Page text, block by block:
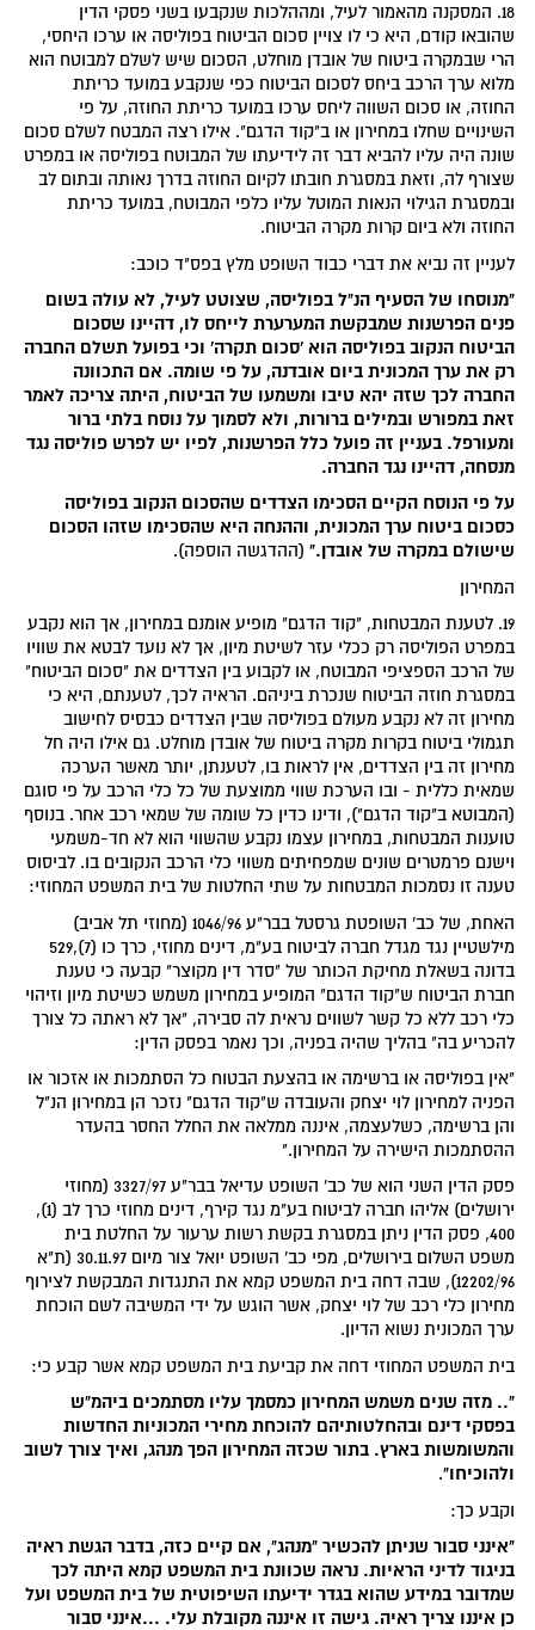
18. המסקנה מהאמור לעיל, ומההלכות שנקבעו בשני פסקי הדין
שהובאו קודם, היא כי לו צויין סכום הביטוח בפוליסה או ערכו היחסי,
הרי שבמקרה ביטוח של אובדן מוחלט, הסכום שיש לשלם למבוטח הוא
מלוא ערך הרכב ביחס לסכום הביטוח כפי שנקבע במועד כריתת
החוזה, או סכום השווה ליחס ערכו במועד כריתת החוזה, על פי
השינויים שחלו במחירון או ב"קוד הדגם". אילו רצה המבטח לשלם סכום
שונה היה עליו להביא דבר זה לידיעתו של המבוטח בפוליסה או במפרט
שצורף לה, וזאת במסגרת חובתו לקיום החוזה בדרך נאותה ובתום לב
ובמסגרת הגילוי הנאות המוטל עליו כלפי המבוטח, במועד כריתת
החוזה ולא ביום קרות מקרה הביטוח.
לעניין זה נביא את דברי כבוד השופט מלץ בפס"ד כוכב:
"מנוסחו של הסעיף הנ"ל בפוליסה, שצוטט לעיל, לא עולה בשום
פנים הפרשנות שמבקשת המערערת לייחס לו, דהיינו שסכום
הביטוח הנקוב בפוליסה הוא 'סכום תקרה' וכי בפועל תשלם החברה
רק את ערך המכונית ביום אובדנה, על פי שומה. אם התכוונה
החברה לכך שזה יהא טיבו ומשמעו של הביטוח, היתה צריכה לאמר
זאת במפורש ובמילים ברורות, ולא לסמוך על נוסח בלתי ברור
ומעורפל. בעניין זה פועל כלל הפרשנות, לפיו יש לפרש פוליסה נגד
מנסחה, דהיינו נגד החברה.
על פי הנוסח הקיים הסכימו הצדדים שהסכום הנקוב בפוליסה
כסכום ביטוח ערך המכונית, וההנחה היא שהסכימו שזהו הסכום
שישולם במקרה של אובדן." (ההדגשה הוספה).
המחירון
19. לטענת המבטחות, "קוד הדגם" מופיע אומנם במחירון, אך הוא נקבע
במפרט הפוליסה רק ככלי עזר לשיטת מיון, אך לא נועד לבטא את שוויו
של הרכב הספציפי המבוטח, או לקבוע בין הצדדים את "סכום הביטוח"
במסגרת חוזה הביטוח שנכרת ביניהם. הראיה לכך, לטענתם, היא כי
מחירון זה לא נקבע מעולם בפוליסה שבין הצדדים כבסיס לחישוב
תגמולי ביטוח בקרות מקרה ביטוח של אובדן מוחלט. גם אילו היה חל
מחירון זה בין הצדדים, אין לראות בו, לטענתן, יותר מאשר הערכה
שמאית כללית - ובו הערכת שווי ממוצעת של כל כלי הרכב על פי סוגם
(המבוטא ב"קוד הדגם"), ודינו כדין כל שומה של שמאי רכב אחר. בנוסף
טוענות המבטחות, במחירון עצמו נקבע שהשווי הוא לא חד-משמעי
וישנם פרמטרים שונים שמפחיתים משווי כלי הרכב הנקובים בו. לביסוס
טענה זו נסמכות המבטחות על שתי החלטות של בית המשפט המחוזי:
האחת, של כב' השופטת גרסטל בבר"ע 1046/96 (מחוזי תל אביב)
מילשטיין נגד מגדל חברה לביטוח בע"מ, דינים מחוזי, כרך כו (7),529
בדונה בשאלת מחיקת הכותר של "סדר דין מקוצר" קבעה כי טענת
חברת הביטוח ש"קוד הדגם" המופיע במחירון משמש כשיטת מיון וזיהוי
כלי רכב ללא כל קשר לשווים נראית לה סבירה, "אך לא ראתה כל צורך
להכריע בה" בהליך שהיה בפניה, וכך נאמר בפסק הדין:
"אין בפוליסה או ברשימה או בהצעת הבטוח כל הסתמכות או אזכור או
הפניה למחירון לוי יצחק והעובדה ש"קוד הדגם" נזכר הן במחירון הנ"ל
והן ברשימה, כשלעצמה, איננה ממלאה את החלל החסר בהעדר
ההסתמכות הישירה על המחירון."
פסק הדין השני הוא של כב' השופט עדיאל בבר"ע 3327/97 (מחוזי
ירושלים) אליהו חברה לביטוח בע"מ נגד קירף, דינים מחוזי כרך לב (1),
400, פסק הדין ניתן במסגרת בקשת רשות ערעור על החלטת בית
משפט השלום בירושלים, מפי כב' השופט יואל צור מיום 30.11.97 (ת"א
12202/96), שבה דחה בית המשפט קמא את התנגדות המבקשת לצירוף
מחירון כלי רכב של לוי יצחק, אשר הוגש על ידי המשיבה לשם הוכחת
ערך המכונית נשוא הדיון.
בית המשפט המחוזי דחה את קביעת בית המשפט קמא אשר קבע כי:
".. מזה שנים משמש המחירון כמסמך עליו מסתמכים ביהמ"ש
בפסקי דינם ובהחלטותיהם להוכחת מחירי המכוניות החדשות
והמשומשות בארץ. בתור שכזה המחירון הפך מנהג, ואיך צורך לשוב
ולהוכיחו".
וקבע כך:
"אינני סבור שניתן להכשיר "מנהג", אם קיים כזה, בדבר הגשת ראיה
בניגוד לדיני הראיות. נראה שכוונת בית המשפט קמא היתה לכך
שמדובר במידע שהוא בגדר ידיעתו השיפוטית של בית המשפט ועל
כן איננו צריך ראיה. גישה זו איננה מקובלת עלי. ...אינני סבור